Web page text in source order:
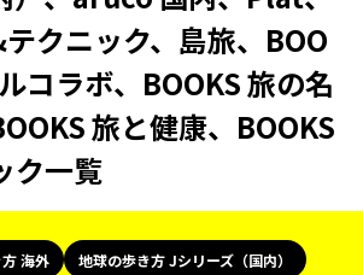
クニック、島旅、BOO
コラボ、BOOKS 旅の名
旅と健康、BOOKS
ク一覧
海外
地球の歩き方 Jシリーズ（国内）